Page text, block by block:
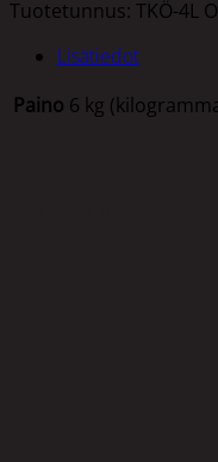
Tuotetunnus: TKÖ-4L
Lisätiedot
Paino 6 kg